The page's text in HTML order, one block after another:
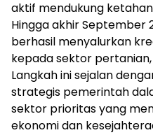
aktif mendukung
Hingga akhir September
berhasil menyalurkan
kepada sektor
Langkah ini sejalan
strategis pemerintah
sektor prioritas yang
ekonomi dan